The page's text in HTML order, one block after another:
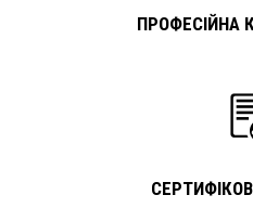
ПРОФЕСІЙНА